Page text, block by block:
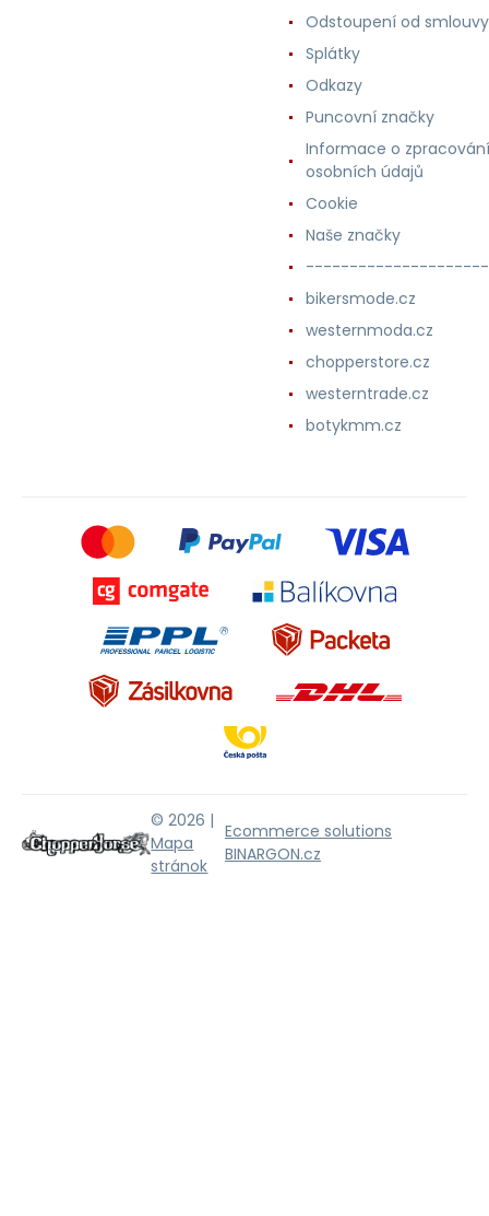
Odstoupení od smlouvy
Splátky
Odkazy
Puncovní značky
Informace o zpracování
osobních údajů
Cookie
Naše značky
bikersmode.cz
westernmoda.cz
chopperstore.cz
westerntrade.cz
botykmm.cz
© 2026 |
Mapa
stránok
Ecommerce solutions
BINARGON.cz